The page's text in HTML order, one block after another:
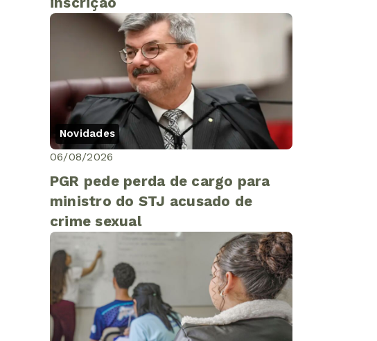
Novidades
06/08/2026
PGR pede perda de cargo para
ministro do STJ acusado de
crime sexual